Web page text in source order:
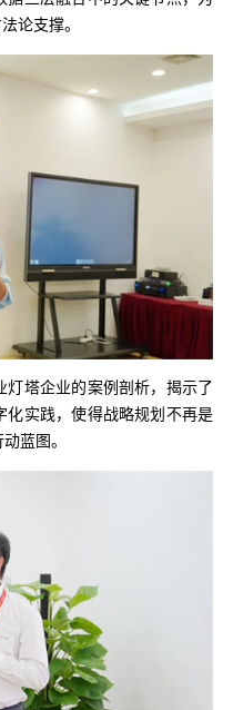
论支撑。
灯塔企业的案例剖析，揭示了
化实践，使得战略规划不再是
蓝图。